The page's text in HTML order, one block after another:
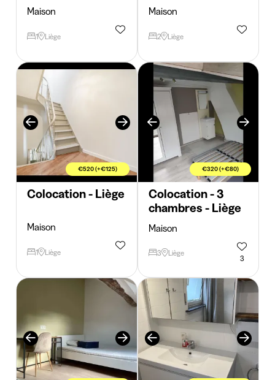
Maison
1 Liège
Maison
2 Liège
€520 (+€125)
Colocation - Liège
Maison
1 Liège
€320 (+€80)
Colocation - 3
chambres - Liège
Maison
3 Liège
3